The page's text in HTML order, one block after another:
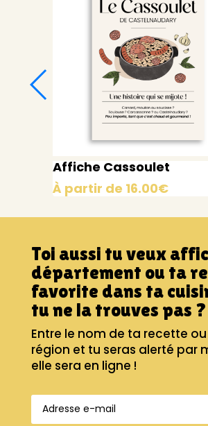
Affiche Cassoulet
À partir de 16.00€
Toi aussi tu veux
département ou ta
favorite dans ta
tu ne la trouves pas ?
Entre le nom de ta recette
région et tu seras alerté par
elle sera en ligne !